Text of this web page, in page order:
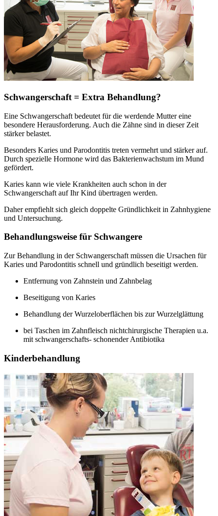
Schwangerschaft = Extra Behandlung?
Eine Schwangerschaft bedeutet für die werdende Mutter eine
besondere Herausforderung. Auch die Zähne sind in dieser Zeit
stärker belastet.
Besonders Karies und Parodontitis treten vermehrt und stärker auf.
Durch spezielle Hormone wird das Bakterienwachstum im Mund
gefördert.
Karies kann wie viele Krankheiten auch schon in der
Schwangerschaft auf Ihr Kind übertragen werden.
Daher empfiehlt sich gleich doppelte Gründlichkeit in Zahnhygiene
und Untersuchung.
Behandlungsweise für Schwangere
Zur Behandlung in der Schwangerschaft müssen die Ursachen für
Karies und Parodontitis schnell und gründlich beseitigt werden.
Entfernung von Zahnstein und Zahnbelag
Beseitigung von Karies
Behandlung der Wurzeloberflächen bis zur Wurzelglättung
bei Taschen im Zahnfleisch nichtchirurgische Therapien u.a.
mit schwangerschafts- schonender Antibiotika
Kinderbehandlung